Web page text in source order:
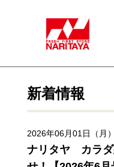
新着情報
2026年06月01日（月）
ナリタヤ カラ